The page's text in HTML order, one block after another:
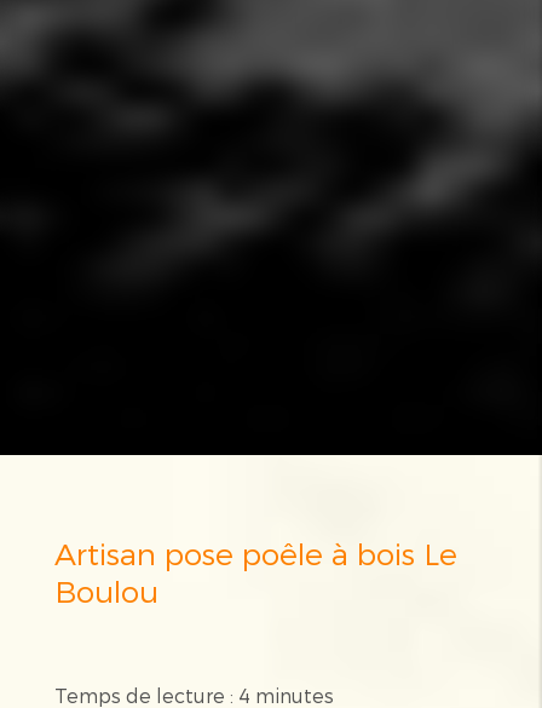
Artisan pose poêle à bois Le
Boulou
Temps de lecture : 4 minutes